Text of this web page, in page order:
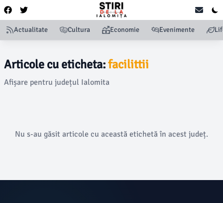
Actualitate Cultura Economie Evenimente
Articole cu eticheta:facilittii
Afișare pentru județul Ialomita
Nu s-au găsit articole cu această etichetă în acest județ.